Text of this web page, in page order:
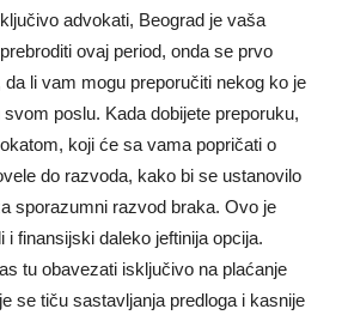
advokati, Beograd je vaša
ovaj period, onda se prvo
da li vam mogu preporučiti nekog ko je
poslu. Kada dobijete preporuku,
koji će sa vama popričati o
do razvoda, kako bi se ustanovilo
sporazumni razvod braka. Ovo je
i finansijski daleko jeftinija opcija.
tu obavezati isključivo na plaćanje
se tiču sastavljanja predloga i kasnije